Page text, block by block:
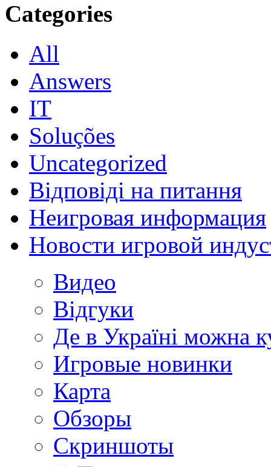
Categories
All
Answers
IT
Soluções
Uncategorized
Відповіді на питання
Неигровая информация
Новости игровой
Видео
Відгуки
Де в Україні можна
Игровые новинки
Карта
Обзоры
Скриншоты